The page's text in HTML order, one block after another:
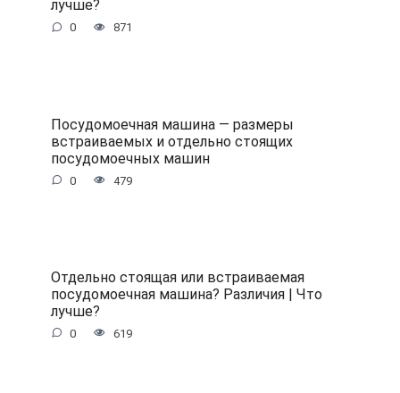
лучше?
0 871
Посудомоечная машина — размеры
встраиваемых и отдельно стоящих
посудомоечных машин
0 479
Отдельно стоящая или встраиваемая
посудомоечная машина? Различия | Что
лучше?
0 619